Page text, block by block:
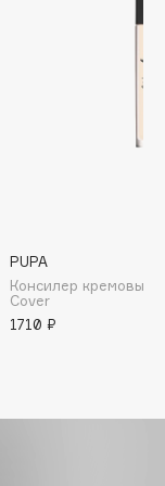
PUPA
Консилер кремовый
Cover
1710 ₽